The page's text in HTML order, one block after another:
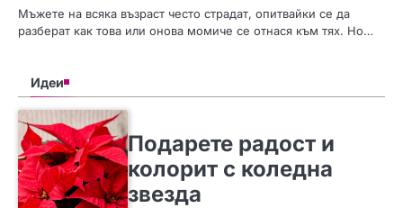
Мъжете на всяка възраст често страдат, опитвайки се да
разберат как това или онова момиче се отнася към тях. Но…
Идеи
Подарете радост и
колорит с коледна
звезда